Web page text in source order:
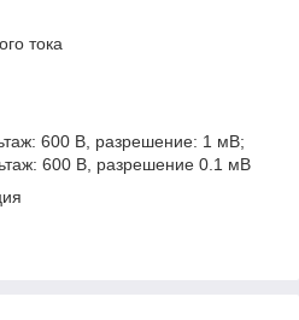
тока
600 В, разрешение: 1 мВ;
600 В, разрешение 0.1 мВ